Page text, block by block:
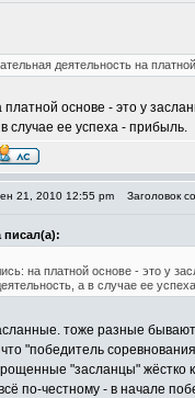
деятельность на
основе - это у
случае ее успеха - прибыль.
21, 2010 12:55 pm Заголовок
писал(а):
на платной основе - это у
а в случае ее
тоже разные
"победитель
"засланцы" жёстко
по-честному - в начале